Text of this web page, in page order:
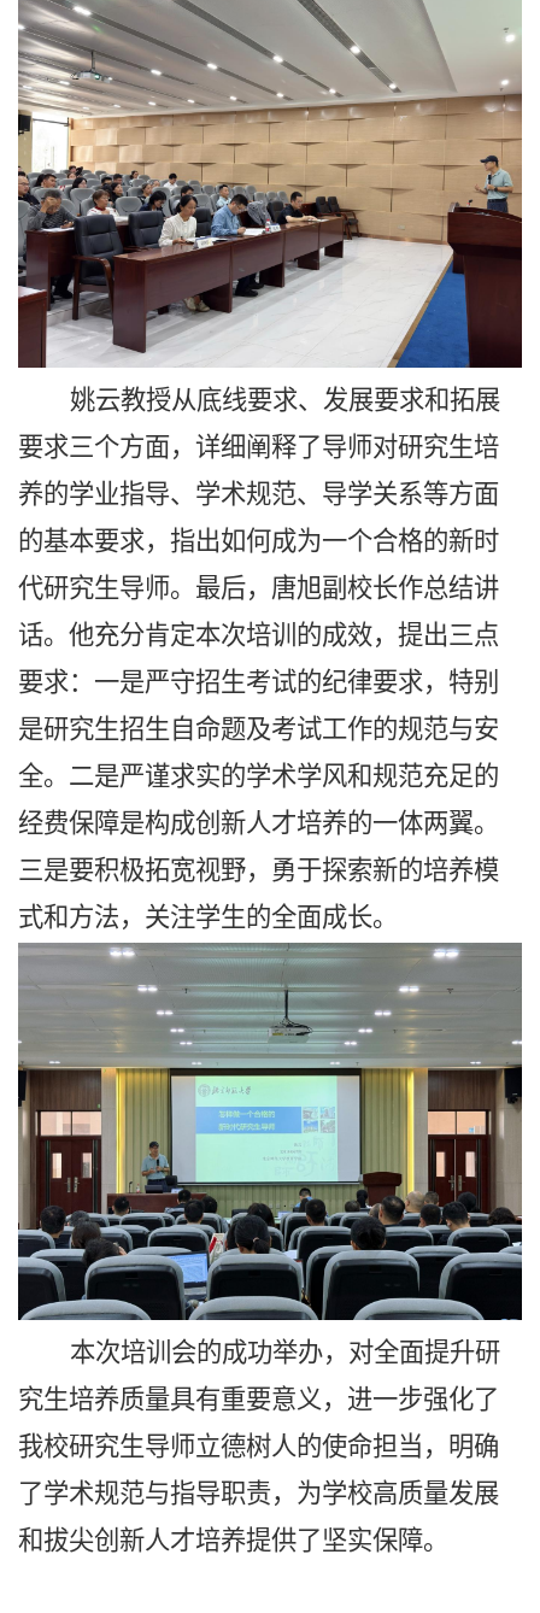
姚云教授从底线要求、发展要求和拓展
要求三个方面，详细阐释了导师对研究生培
养的学业指导、学术规范、 导学关系等方面
的基本要求，指出如何成为一个合格的新时
代研究生导师。 最后，唐旭副校长作总结讲
话。他充分肯定本次培训的成效，提出三点
要求：一是严守招生考试的纪律要求，特别
是研究生招生自命题及考试工作的规范与安
全。二是严谨求实的学术学风和规范充足的
经费保障是构成创新人才培养的一体两翼。
三是要积极拓宽视野，勇于探索新的培养模
式和方法，关注学生的全面成长。
本次培训会的成功举办，对全面提升研
究生培养质量具有重要意义，进一步强化了
我校研究生导师立德树人的使命担当，明确
了学术规范与指导职责，为学校高质量发展
和拔尖创新人才培养提供了坚实保障。